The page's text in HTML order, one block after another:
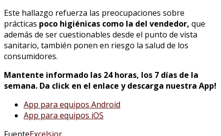
Este hallazgo refuerza las preocupaciones sobre
prácticas poco higiénicas como la del vendedor, que
además de ser cuestionables desde el punto de vista
sanitario, también ponen en riesgo la salud de los
consumidores.
Mantente informado las 24 horas, los 7 días de la
semana. Da click en el enlace y descarga nuestra App!
App para equipos Android
App para equipos iOS